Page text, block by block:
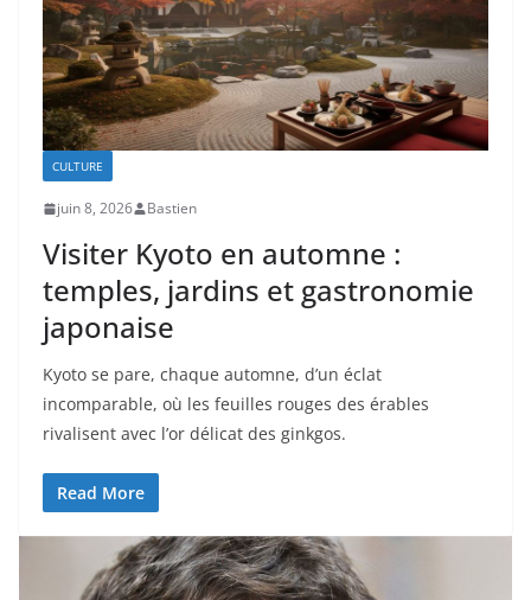
CULTURE
juin 8, 2026 Bastien
Visiter Kyoto en automne :
temples, jardins et gastronomie
japonaise
Kyoto se pare, chaque automne, d’un éclat
incomparable, où les feuilles rouges des érables
rivalisent avec l’or délicat des ginkgos.
Read More